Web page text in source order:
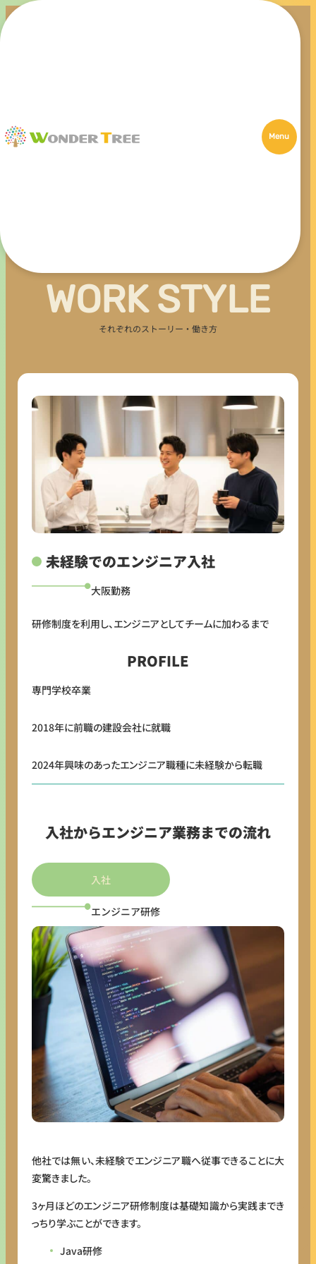
Menu
WORK STYLE
それぞれのストーリー・働き方
未経験でのエンジニア入社
大阪勤務
研修制度を利用し、エンジニアとしてチームに加わるまで
PROFILE
専門学校卒業
2018年に前職の建設会社に就職
2024年興味のあったエンジニア職種に未経験から転職
入社からエンジニア業務までの流れ
入社
エンジニア研修
他社では無い、未経験でエンジニア職へ従事できることに大
変驚きました。
3ヶ月ほどのエンジニア研修制度は基礎知識から実践までき
っちり学ぶことができます。
Java研修